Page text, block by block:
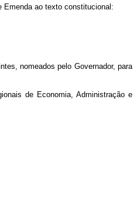
Emenda ao texto constitucional:
nomeados pelo Governador, para
de Economia, Administração e